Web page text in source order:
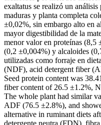
exaltatus se realizó un
maduras y planta completa
±0,02%, sin embargo alto en
mayor digestibilidad de la
menor valor en proteínas
(0,2 ±0,004%) y alcaloides
utilizadas como forraje en
(NDF), acid detergent fiber
Seed protein content was
fiber content of 26.5 ±1.2%,
The whole plant had similar
ADF (76.5 ±2.8%), and
alternative in ruminant diets
detergente neutra (FDN),